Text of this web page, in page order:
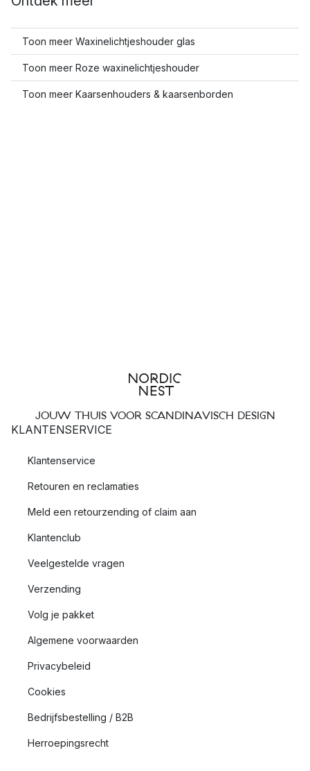
Toon meer Waxinelichtjeshouder glas
Toon meer Roze waxinelichtjeshouder
Toon meer Kaarsenhouders & kaarsenborden
JOUW THUIS VOOR SCANDINAVISCH DESIGN
KLANTENSERVICE
Klantenservice
Retouren en reclamaties
Meld een retourzending of claim aan
Klantenclub
Veelgestelde vragen
Verzending
Volg je pakket
Algemene voorwaarden
Privacybeleid
Cookies
Bedrijfsbestelling / B2B
Herroepingsrecht